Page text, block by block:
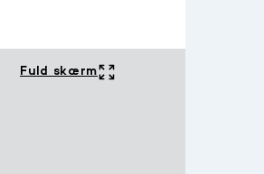
Fuld skærm